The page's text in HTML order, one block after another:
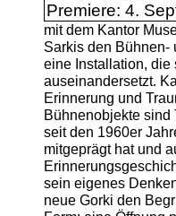
Premiere: 4.
mit dem Kantor
Sarkis den Bühnen-
eine Installation, die
auseinandersetzt.
Erinnerung und
Bühnenobjekte sind
seit den 1960er
mitgeprägt hat und
sein eigenes
neue Gorki den